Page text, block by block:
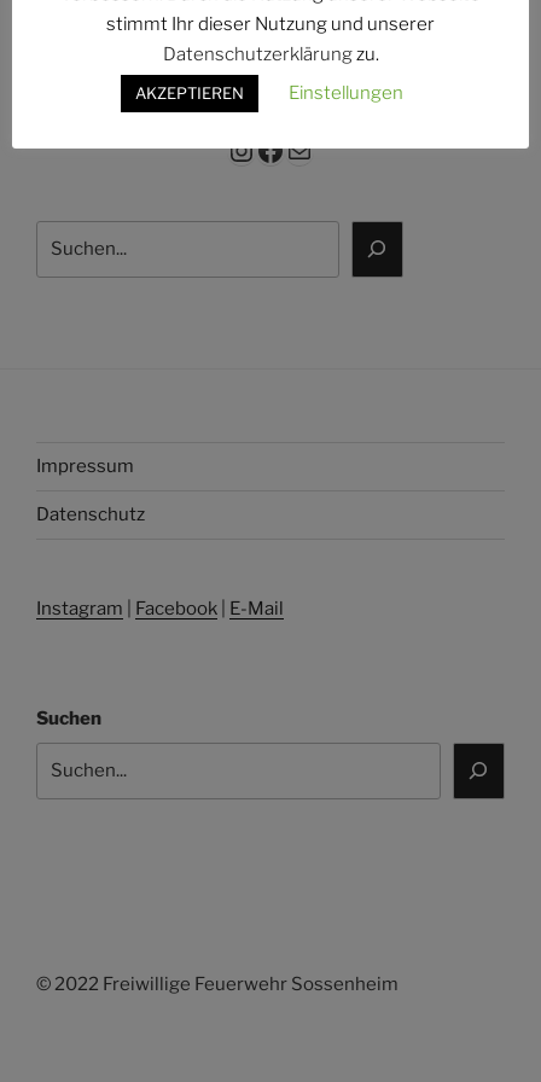
Instagram
Facebook
E-Mail
Impressum
Datenschutz
Instagram Facebook E-Mail
Suchen
© 2022 Freiwillige Feuerwehr Sossenheim
stimmt Ihr dieser Nutzung und unserer
Datenschutzerklärungzu.
AKZEPTIEREN Einstellungen